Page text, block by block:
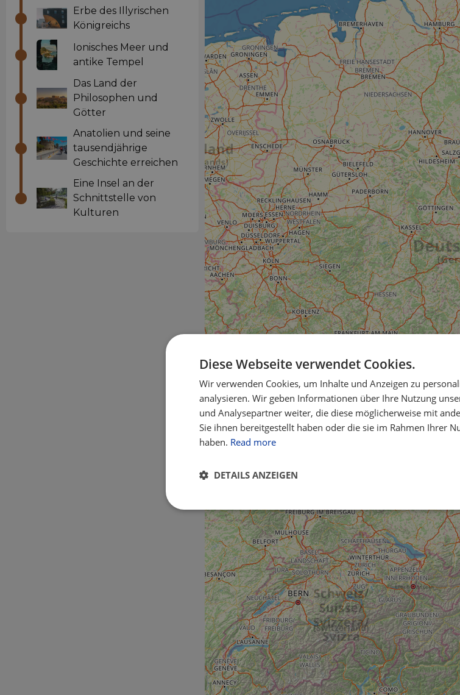
Erbe des Illyrischen
Königreichs
Ionisches Meer und
antike Tempel
Das Land der
Philosophen und
Götter
Anatolien und seine
tausendjährige
Geschichte erreichen
Eine Insel an der
Schnittstelle von
Kulturen
Diese Webseite verwendet Cookies.
Wir verwenden Cookies, um Inhalte und Anzeigen zu
analysieren. Wir geben Informationen über Ihre Nutzung
und Analysepartner weiter, die diese möglicherweise mit
Sie ihnen bereitgestellt haben oder die sie im Rahmen Ihrer
haben. Read more
DETAILS ANZEIGEN
Unbedingt
erforderlich
Performance Targeting
Unbedingt erforderlich Performance Targeting
Unbedingt erforderliche Cookies ermöglichen wesentliche Kernfunktionen der
Kontoverwaltung. Ohne die unbedingt erforderlichen Cookies kann die
Name
Anbieter / Domäne Ablaufdatum
Beschreibung
csrftoken
.instagram.com
1 Jahr 1
Monat
This cookie is
platform for
against at